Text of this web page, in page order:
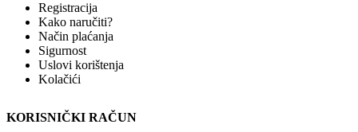
Registracija
Kako naručiti?
Način plaćanja
Sigurnost
Uslovi korištenja
Kolačići
KORISNIČKI RAČUN